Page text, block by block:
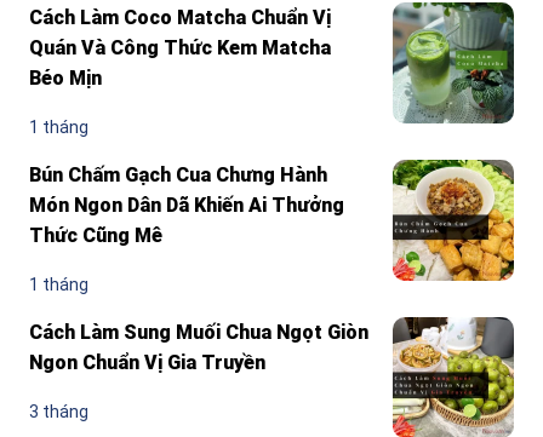
Cách Làm Coco Matcha Chuẩn Vị
Quán Và Công Thức Kem Matcha
Béo Mịn
1 tháng
Bún Chấm Gạch Cua Chưng Hành
Món Ngon Dân Dã Khiến Ai Thưởng
Thức Cũng Mê
1 tháng
Cách Làm Sung Muối Chua Ngọt Giòn
Ngon Chuẩn Vị Gia Truyền
3 tháng